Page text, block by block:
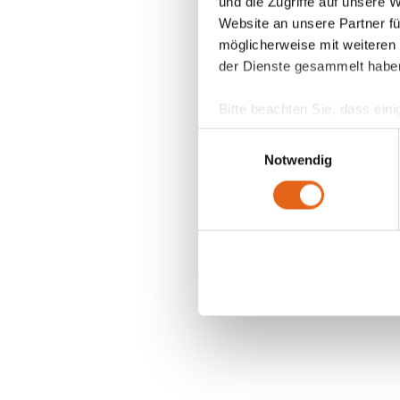
Website an unsere Partner
möglicherweise mit
der Dienste gesammelt
Bitte beachten Sie, dass
anderes Datenschutzniveau
Übereinstimmung mit den
Sie geben Einwilligung zu
Notwendig